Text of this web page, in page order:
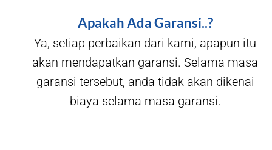
Apakah Ada Garansi..?
Ya, setiap perbaikan dari kami, apapun itu
akan mendapatkan garansi. Selama masa
garansi tersebut, anda tidak akan dikenai
biaya selama masa garansi.